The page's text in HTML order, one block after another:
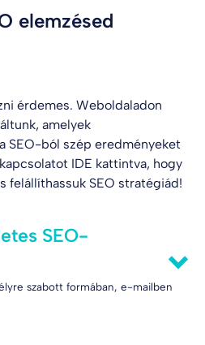
elemzésed
érdemes. Weboldaladon
amelyek
SEO-ból szép eredményeket
IDE kattintva, hogy
felállíthassuk SEO stratégiád!
SEO-
szabott formában, e-mailben